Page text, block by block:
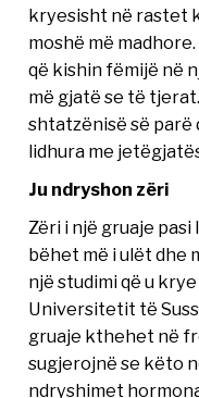
kryesisht në rastet
moshë më
që kishin fëmijë në
më gjatë se të
shtatzënisë së parë
lidhura me
Ju ndryshon zëri
Zëri i një gruaje
bëhet më i ulët dhe
një studimi që u
Universitetit të
gruaje kthehet në
sugjerojnë se këto
ndryshimet